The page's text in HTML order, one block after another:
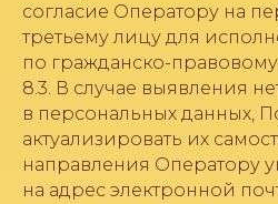
согласие Оператору на
третьему лицу для
по гражданско-
8.3. В случае выявления
в персональных данных,
актуализировать их
направления Оператору
на адрес электронной